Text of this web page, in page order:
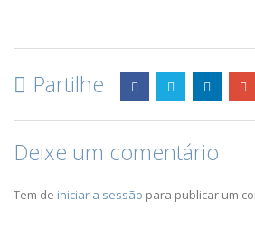
Partilhe
Deixe um comentário
Tem de iniciar a sessão para publicar um